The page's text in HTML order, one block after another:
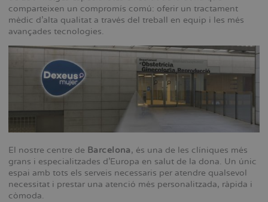
comparteixen un compromís comú: oferir un tractament
mèdic d'alta qualitat a través del treball en equip i les més
avançades tecnologies.
El nostre centre de Barcelona, és una de les clíniques més
grans i especialitzades d'Europa en salut de la dona. Un únic
espai amb tots els serveis necessaris per atendre qualsevol
necessitat i prestar una atenció més personalitzada, ràpida i
còmoda.